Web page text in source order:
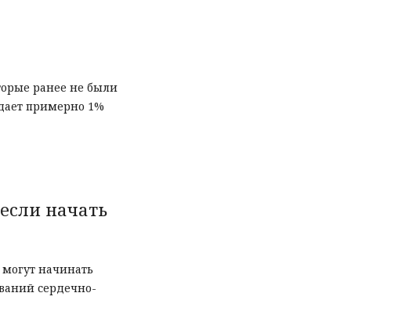
ранее не были
примерно 1%
начать
начинать
сердечно-